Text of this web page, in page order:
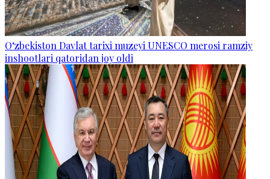
O‘zbekiston Davlat tarixi muzeyi UNESCO merosi ramziy
inshootlari qatoridan joy oldi